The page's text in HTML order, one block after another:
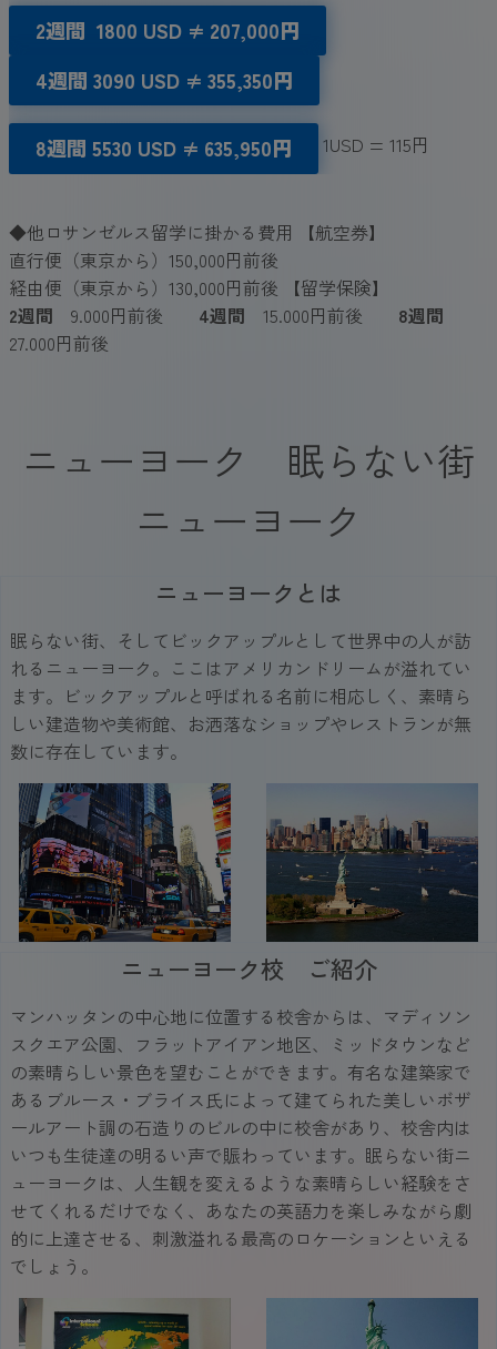
2週間 1800 USD≠ 207,000円
4週間 3090 USD ≠ 355,350円
8週間 5530 USD ≠ 635,950円 1USD = 115円
◆他ロサンゼルス留学に掛かる費用 【航空券】
直行便（東京から）150,000円前後
経由便（東京から）130,000円前後 【留学保険】
2週間 9.000円前後 4週間 15.000円前後
8週間
27.000円前後
ニューヨーク 眠らない街
ニューヨーク
ニューヨークとは
眠らない街、そしてビックアップルとして世界中の人が訪
れるニューヨーク。ここはアメリカンドリームが溢れてい
ます。ビックアップルと呼ばれる名前に相応しく、素晴ら
しい建造物や美術館、お洒落なショップやレストランが無
数に存在しています。
ニューヨーク校 ご紹介
マンハッタンの中心地に位置する校舎からは、マディソン
スクエア公園、フラットアイアン地区、ミッドタウンなど
の素晴らしい景色を望むことができます。有名な建築家で
あるブルース・ブライス氏によって建てられた美しいボザ
ールアート調の石造りのビルの中に校舎があり、校舎内は
いつも生徒達の明るい声で賑わっています。眠らない街ニ
ューヨークは、人生観を変えるような素晴らしい経験をさ
せてくれるだけでなく、あなたの英語力を楽しみながら劇
的に上達させる、刺激溢れる最高のロケーションといえる
でしょう。